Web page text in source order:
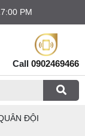
PM
Call 0902469466
ĐỘI